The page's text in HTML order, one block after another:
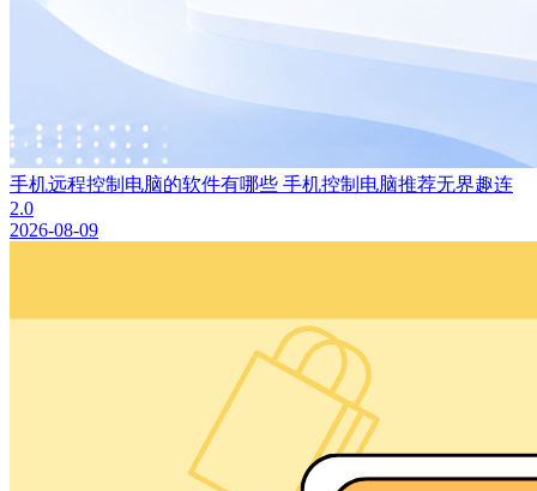
手机远程控制电脑的软件有哪些 手机控制电脑推荐无界趣连
2.0
2026-08-09